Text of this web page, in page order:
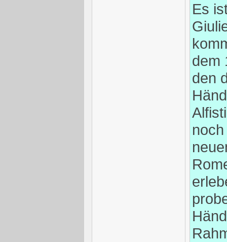
Es
dem
den